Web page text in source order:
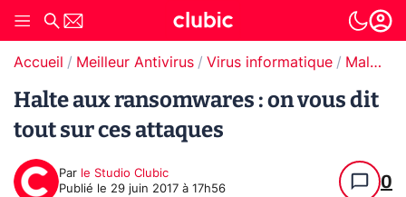
Accueil Meilleur Antivirus Virus informatique Malware / Ransomware
Halte aux ransomwares : on vous dit
tout sur ces attaques
Par le Studio Clubic
Publié le 29 juin 2017 à 17h56 0